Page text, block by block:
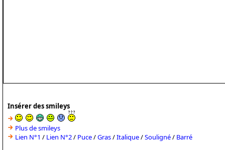
Insérer des smileys
Plus de smileys
Lien N°1 / Lien N°2/ Puce/Gras/Italique/Souligné/ Barré